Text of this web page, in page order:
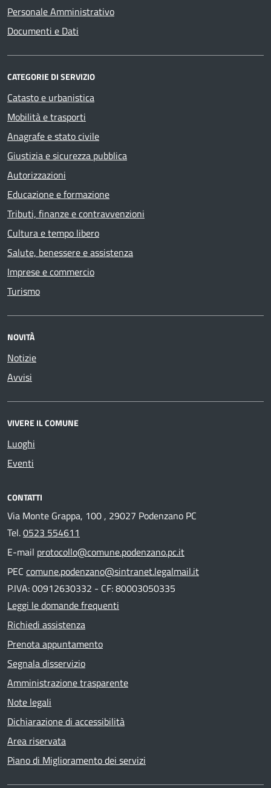
Personale Amministrativo
Documenti e Dati
CATEGORIE DI SERVIZIO
Catasto e urbanistica
Mobilità e trasporti
Anagrafe e stato civile
Giustizia e sicurezza pubblica
Autorizzazioni
Educazione e formazione
Tributi, finanze e contravvenzioni
Cultura e tempo libero
Salute, benessere e assistenza
Imprese e commercio
Turismo
NOVITÀ
Notizie
Avvisi
VIVERE IL COMUNE
Luoghi
Eventi
CONTATTI
Via Monte Grappa, 100 , 29027 Podenzano PC
Tel.0523 554611
E-mail protocollo@comune.podenzano.pc.it
PEC comune.podenzano@sintranet.legalmail.it
P.IVA: 00912630332 - CF: 80003050335
Leggi le domande frequenti
Richiedi assistenza
Prenota appuntamento
Segnala disservizio
Amministrazione trasparente
Note legali
Dichiarazione di accessibilità
Area riservata
Piano di Miglioramento dei servizi